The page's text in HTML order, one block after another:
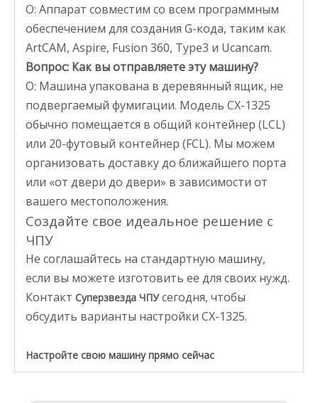
О: Аппарат совместим со всем программным
обеспечением для создания G-кода, таким как
ArtCAM, Aspire, Fusion 360, Type3 и Ucancam.
Вопрос: Как вы отправляете эту машину?
О: Машина упакована в деревянный ящик, не
подвергаемый фумигации. Модель CX-1325
обычно помещается в общий контейнер (LCL)
или 20-футовый контейнер (FCL). Мы можем
организовать доставку до ближайшего порта
или «от двери до двери» в зависимости от
вашего местоположения.
Создайте свое идеальное решение с
ЧПУ
Не соглашайтесь на стандартную машину,
если вы можете изготовить ее для своих нужд.
Контакт Суперзвезда ЧПУсегодня, чтобы
обсудить варианты настройки CX-1325.
Настройте свою машину прямо сейчас